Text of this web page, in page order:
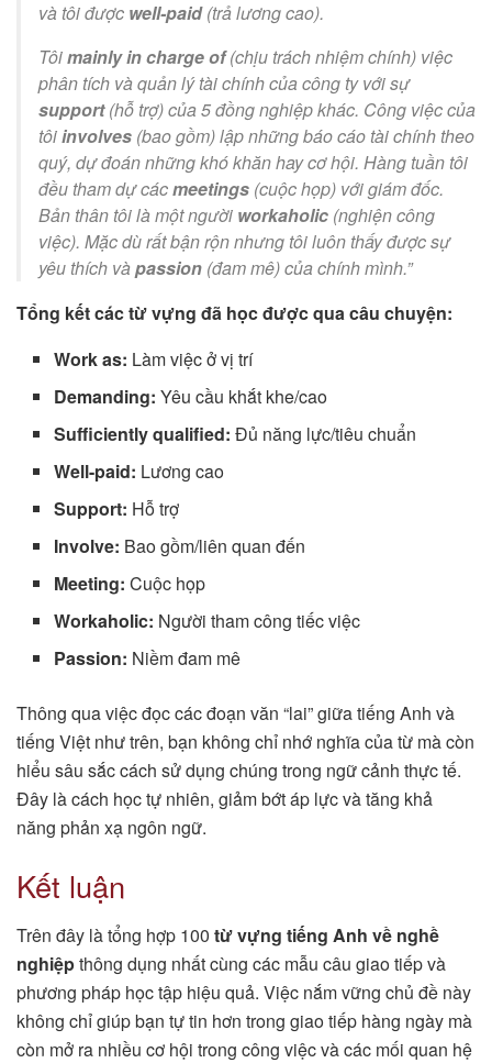
và tôi được well-paid(trả lương cao).
Tôimainly in charge of(chịu trách nhiệm chính) việc
phân tích và quản lý tài chính của công ty với sự
support(hỗ trợ) của 5 đồng nghiệp khác. Công việc của
tôiinvolves (bao gồm) lập những báo cáo tài chính theo
quý, dự đoán những khó khăn hay cơ hội. Hàng tuần tôi
đều tham dự cácmeetings (cuộc họp) với giám đốc.
Bản thân tôi là một người workaholic (nghiện công
việc). Mặc dù rất bận rộn nhưng tôi luôn thấy được sự
yêu thích vàpassion (đam mê) của chính mình.”
Tổng kết các từ vựng đã học được qua câu chuyện:
Work as: Làm việc ở vị trí
Demanding: Yêu cầu khắt khe/cao
Sufficiently qualified: Đủ năng lực/tiêu chuẩn
Well-paid: Lương cao
Support: Hỗ trợ
Involve: Bao gồm/liên quan đến
Meeting: Cuộc họp
Workaholic: Người tham công tiếc việc
Passion: Niềm đam mê
Thông qua việc đọc các đoạn văn “lai” giữa tiếng Anh và
tiếng Việt như trên, bạn không chỉ nhớ nghĩa của từ mà còn
hiểu sâu sắc cách sử dụng chúng trong ngữ cảnh thực tế.
Đây là cách học tự nhiên, giảm bớt áp lực và tăng khả
năng phản xạ ngôn ngữ.
Kết luận
Trên đây là tổng hợp 100 từ vựng tiếng Anh về nghề
nghiệpthông dụng nhất cùng các mẫu câu giao tiếp và
phương pháp học tập hiệu quả. Việc nắm vững chủ đề này
không chỉ giúp bạn tự tin hơn trong giao tiếp hàng ngày mà
còn mở ra nhiều cơ hội trong công việc và các mối quan hệ